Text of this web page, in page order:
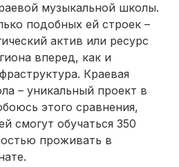
музыкальной школы.
подобных ей строек –
актив или ресурс
вперед, как и
Краевая
– уникальный проект в
этого сравнения,
смогут обучаться 350
проживать в